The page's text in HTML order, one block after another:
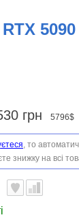
грн 5796$
, то
знижку на всі